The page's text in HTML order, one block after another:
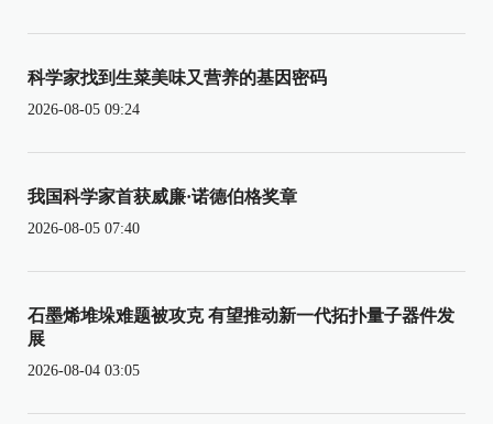
科学家找到生菜美味又营养的基因密码
2026-08-05 09:24
我国科学家首获威廉·诺德伯格奖章
2026-08-05 07:40
石墨烯堆垛难题被攻克 有望推动新一代拓扑量子器件发
展
2026-08-04 03:05